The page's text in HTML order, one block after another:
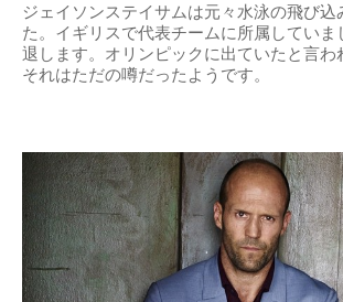
ジェイソンステイサムは元々水泳の飛び込
た。イギリスで代表チームに所属していま
退します。オリンピックに出ていたと言わ
それはただの噂だったようです。